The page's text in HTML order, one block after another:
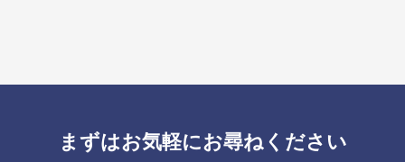
まずはお気軽にお尋ねください